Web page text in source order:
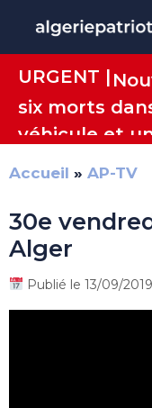
contenu
URGENT |
six morts
véhicule et
Accueil » AP-TV
30e
Alger
Publié le 13/09/